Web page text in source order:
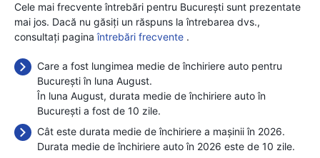
Cele mai frecvente întrebări pentru București sunt prezentate
mai jos. Dacă nu găsiți un răspuns la întrebarea dvs.,
consultați paginaîntrebări frecvente .
Care a fost lungimea medie de închiriere auto pentru
București în luna August.
În luna August, durata medie de închiriere auto în
București a fost de 10 zile.
Cât este durata medie de închiriere a mașinii în 2026.
Durata medie de închiriere auto în 2026 este de 10 zile.